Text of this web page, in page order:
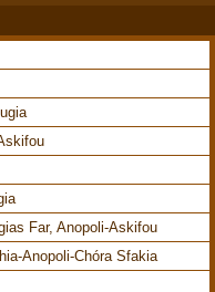
Far, Anopoli-Askifou
Anopoli-Chóra Sfakia